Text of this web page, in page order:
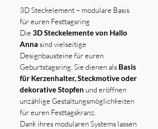
3D Steckelement – modulare Basis
für euren Festtagsring
Die 3D Steckelemente von Hallo
Anna sind vielseitige
Designbausteine für euren
Geburtstagsring. Sie dienen als Basis
für Kerzenhalter, Steckmotive oder
dekorative Stopfen und eröffnen
unzählige Gestaltungsmöglichkeiten
für euren Festtagskranz.
Dank ihres modularen Systems lassen